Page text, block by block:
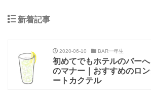
新着記事
2020-06-10 BAR一年生
初めてでもホテルのバー
のマナー｜おすすめのロ
ートカクテル